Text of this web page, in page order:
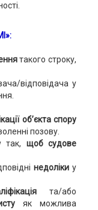
такого строку,
відповідача у
об’єкта спору
позову.
так, щоб судове
недолікиу
та/або
як можлива